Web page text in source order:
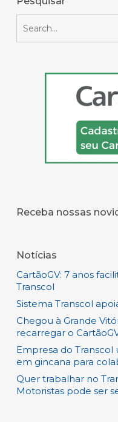
Receba nossas
Notícias
CartãoGV: 7 anos
Transcol
Sistema Transcol
Chegou à Grande
recarregar o
Empresa do
em gincana para
Quer trabalhar no
Motoristas pode ser